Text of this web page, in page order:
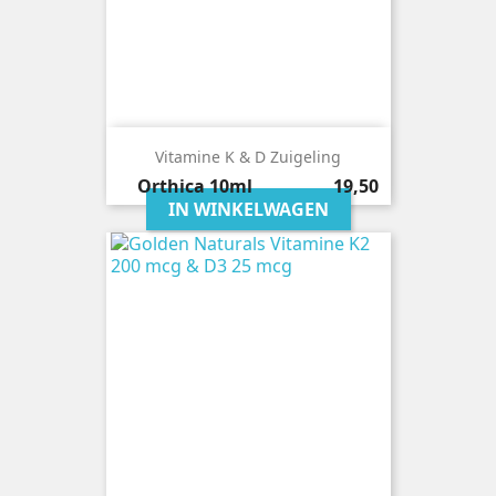
Vitamine K & D Zuigeling
Orthica10ml Prijs
19,50
IN WINKELWAGEN